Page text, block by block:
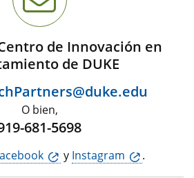
de Innovación en
de DUKE
O bien,
681-5698
y Instagram .